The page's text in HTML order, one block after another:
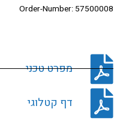
Order-Number: 57500008
מפרט טכני
דף קטלוגי